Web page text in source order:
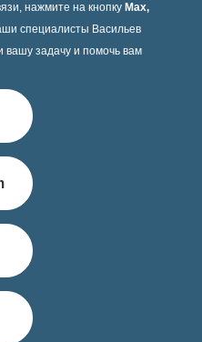
нажмите на кнопку Max,
специалисты Васильев
вашу задачу и помочь вам